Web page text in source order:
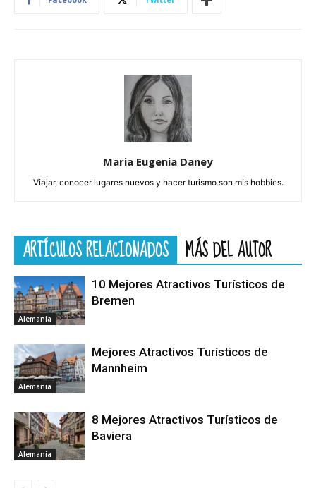
Maria Eugenia Daney
Viajar, conocer lugares nuevos y hacer turismo son mis hobbies.
ARTÍCULOS RELACIONADOS MÁS DEL AUTOR
Alemania
10 Mejores Atractivos Turísticos de
Bremen
Alemania
Mejores Atractivos Turísticos de
Mannheim
Alemania
8 Mejores Atractivos Turísticos de
Baviera